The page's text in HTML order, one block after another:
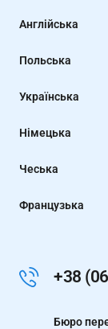
Англійська
Польська
Українська
Німецька
Чеська
Французька
+38
Бюро